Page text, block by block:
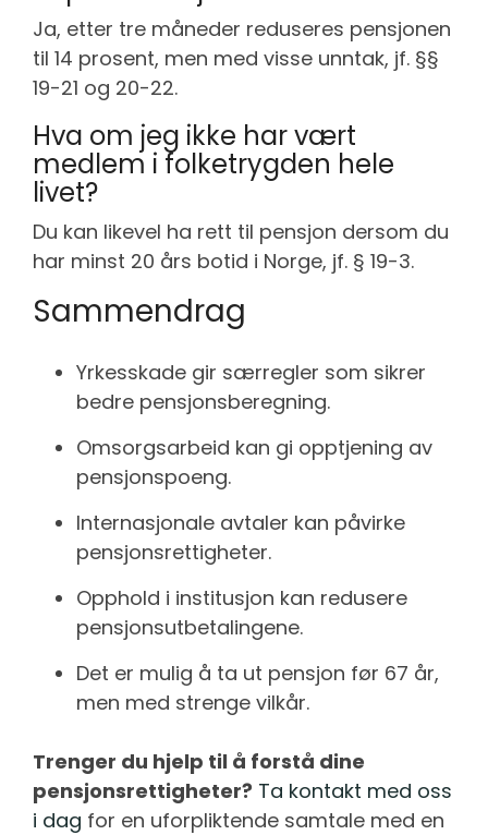
Ja, etter tre måneder reduseres pensjonen
til 14 prosent, men med visse unntak, jf. §§
19-21 og 20-22.
Hva om jeg ikke har vært
medlem i folketrygden hele
livet?
Du kan likevel ha rett til pensjon dersom du
har minst 20 års botid i Norge, jf. § 19-3.
Sammendrag
Yrkesskade gir særregler som sikrer
bedre pensjonsberegning.
Omsorgsarbeid kan gi opptjening av
pensjonspoeng.
Internasjonale avtaler kan påvirke
pensjonsrettigheter.
Opphold i institusjon kan redusere
pensjonsutbetalingene.
Det er mulig å ta ut pensjon før 67 år,
men med strenge vilkår.
Trenger du hjelp til å forstå dine
pensjonsrettigheter? Ta kontakt med oss
i dag for en uforpliktende samtale med en